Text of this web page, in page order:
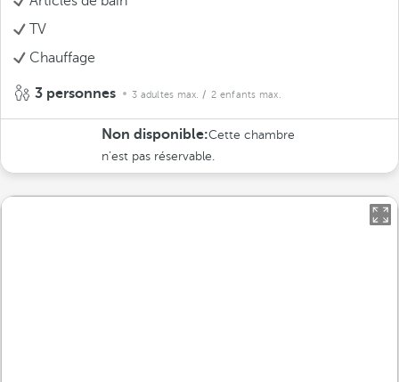
TV
Chauffage
3 personnes 3 adultes max. / 2 enfants max.
Non disponible:Cette chambre
n’est pas réservable.